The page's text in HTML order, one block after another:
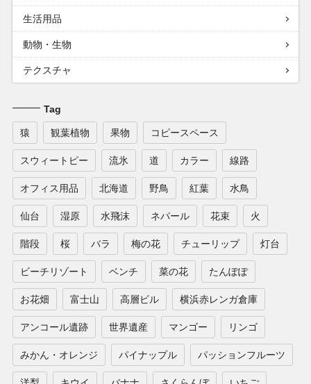
生活用品
動物・生物
テクスチャ
Tag
猿 観葉植物 果物 コピースペース
スウィートピー 流氷 道 カラー 線路
オフィス用品 北海道 野鳥 紅葉 水鳥
仙台 湿原 水飛沫 ネパール 花束 火
階段 桜 バラ 梅の花 チューリップ 灯台
ビーチリゾート ベンチ 菜の花 たんぽぽ
お花畑 富士山 高層ビル 横浜赤レンガ倉庫
アンコール遺跡 世界遺産 マンゴー リンゴ
みかん・オレンジ パイナップル パッションフルーツ